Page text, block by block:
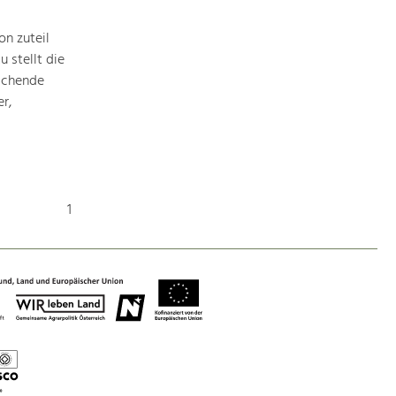
zuteil
stellt die
1